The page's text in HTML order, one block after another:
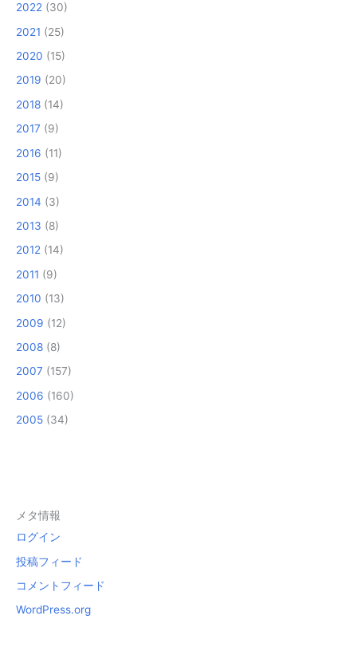
2022 (30)
2021 (25)
2020 (15)
2019 (20)
2018 (14)
2017 (9)
2016 (11)
2015 (9)
2014 (3)
2013 (8)
2012 (14)
2011 (9)
2010 (13)
2009 (12)
2008 (8)
2007 (157)
2006 (160)
2005 (34)
メタ情報
ログイン
投稿フィード
コメントフィード
WordPress.org